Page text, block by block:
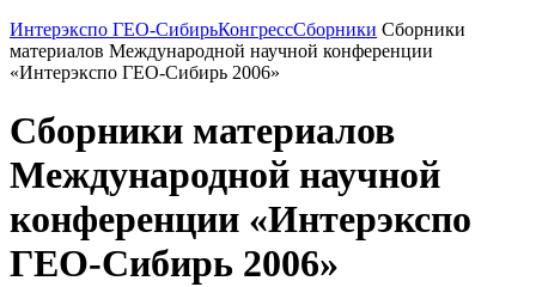
Интерэкспо ГЕО-СибирьКонгрессСборники Сборники
материалов Международной научной конференции
«Интерэкспо ГЕО-Сибирь 2006»
Сборники материалов
Международной научной
конференции «Интерэкспо
ГЕО-Сибирь 2006»